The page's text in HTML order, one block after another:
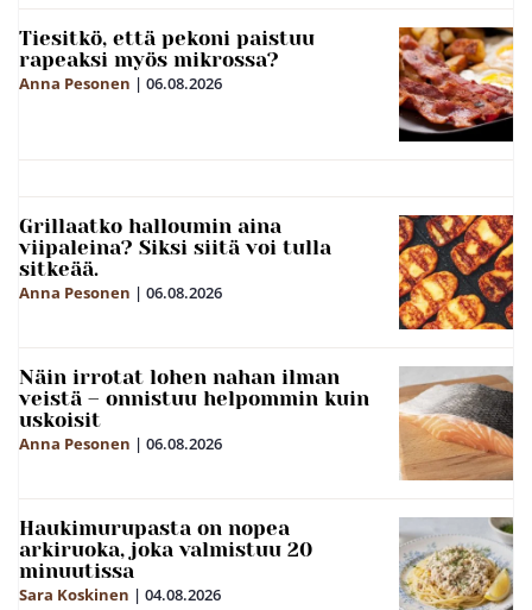
Tiesitkö, että pekoni paistuu
rapeaksi myös mikrossa?
Anna Pesonen | 06.08.2026
Grillaatko halloumin aina
viipaleina? Siksi siitä voi tulla
sitkeää.
Anna Pesonen | 06.08.2026
Näin irrotat lohen nahan ilman
veistä – onnistuu helpommin kuin
uskoisit
Anna Pesonen | 06.08.2026
Haukimurupasta on nopea
arkiruoka, joka valmistuu 20
minuutissa
Sara Koskinen | 04.08.2026